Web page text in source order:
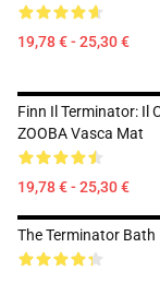
19,78 € - 25,30 €
Finn Il Terminator: Il
ZOOBA Vasca Mat
19,78 € - 25,30 €
The Terminator Bath